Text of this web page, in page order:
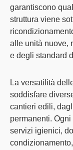
garantiscono
struttura viene
alle unità nuove,
e degli standard
La versatilità
soddisfare
cantieri edili,
permanenti.
servizi igienici,